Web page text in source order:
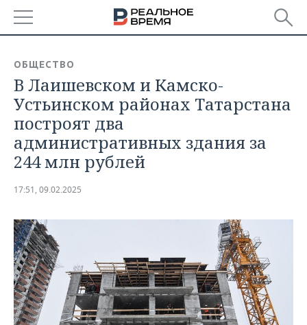
БАШКОРТОСТАН
ТАТАРСТАН
УДМУРТИЯ
НОВОСТИ
АНАЛИТИКА
НОВОСТИ АНАЛИТИКИ
ДЕКЛАРАЦИИ О ДОХОДАХ
ВУЗЫ ТАТАРСТАНА
КОМУ ПРИНАДЛЕЖАТ
ТОРГОВЫЕ ЦЕНТРЫ
ТАТАРСТАНА
ЭКОНОМИКА
НОВОСТИ ЭКОНОМИКИ
БАНКИ
БЮДЖЕТ
ИНВЕСТИЦИИ
ПРОМЫШЛЕННОСТЬ
ПРОМЫШЛЕННОСТИ
АГРОПРОМ
МАШИНОСТРОЕНИЕ
НЕФТЕХИМИЯ
НОВОСТИ НЕДВИЖИМОСТИ
АВТО
НОВОСТИ АВТО
БИЗНЕС
НОВОСТИ БИЗНЕСА
ТЕХНОЛОГИИ
ОБЩЕСТВО
В Лаишевском и Камско-
Устьинском районах Татарстана
построят два
административных здания за
244 млн рублей
17:51, 09.02.2025